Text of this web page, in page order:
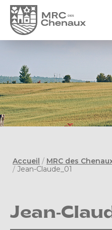
Accueil / MRC des
/ Jean-Claude_01
Jean-